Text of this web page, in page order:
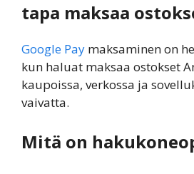
tapa maksaa
Google Pay maksaminen on
kun haluat maksaa ostokset
kaupoissa, verkossa ja
vaivatta.
Mitä on